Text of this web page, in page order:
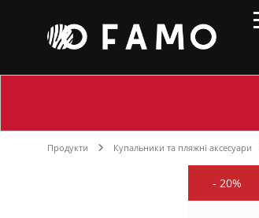
Продукти Купальники та пляжні аксесуари
-20%